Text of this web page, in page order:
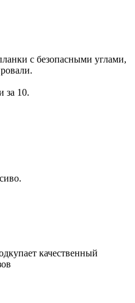
с безопасными углами,
за 10.
качественный